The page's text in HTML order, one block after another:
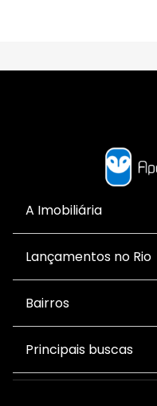
A Imobiliária
Lançamentos no Rio
Bairros
Principais buscas